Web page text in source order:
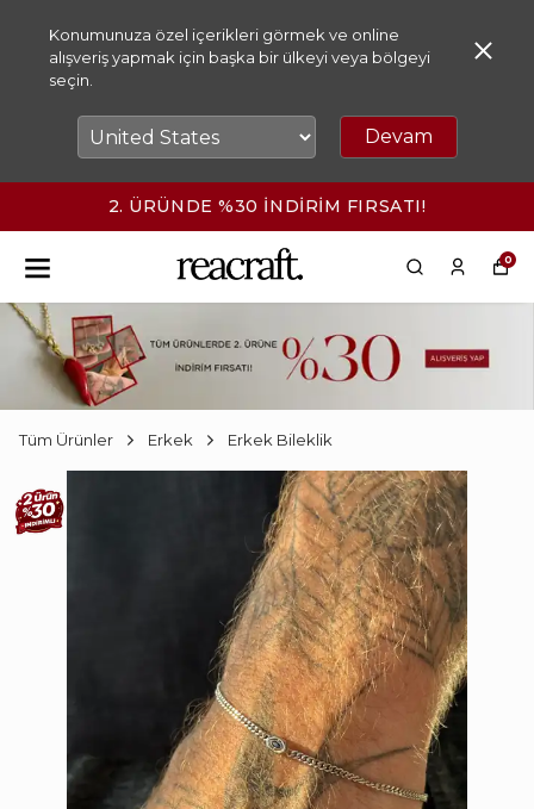
Konumunuza özel içerikleri görmek ve online
alışveriş yapmak için başka bir ülkeyi veya bölgeyi
seçin.
Devam
2. ÜRÜNDE %30 İNDİRİM FIRSATI!
0
Tüm Ürünler Erkek Erkek Bileklik